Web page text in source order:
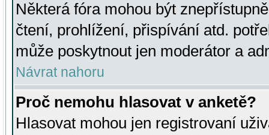
Některá fóra mohou být
čtení, prohlížení, přispívání atd.
může poskytnout jen moderátor a
Návrat nahoru
Proč nemohu hlasovat v anketě?
Hlasovat mohou jen registrovaní